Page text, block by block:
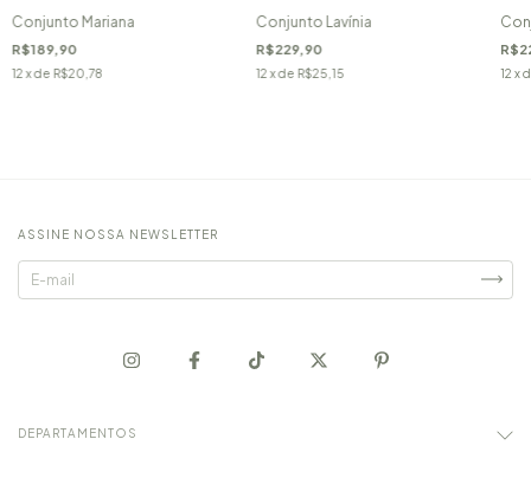
Conjunto Mariana
R$189,90
12 x de R$20,78
Conjunto Lavínia
R$229,90
12 x de R$25,15 12 x
ASSINE NOSSA NEWSLETTER
DEPARTAMENTOS